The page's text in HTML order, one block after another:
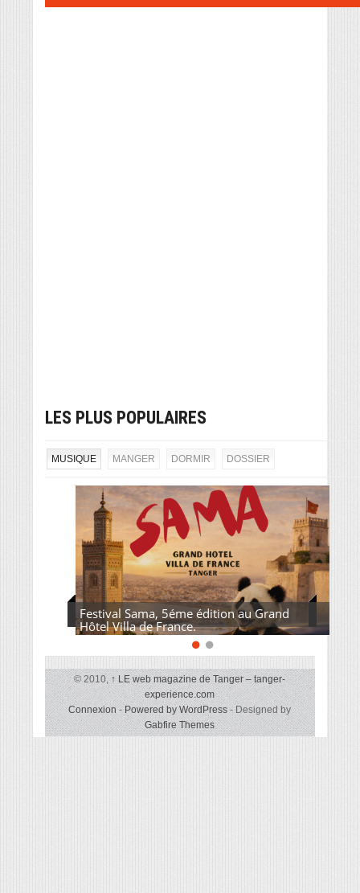
LES PLUS POPULAIRES
MUSIQUE MANGER DORMIR DOSSIER
Festival Sama, 5éme édition au Grand
Hôtel Villa de France.
© 2010,↑ LE web magazine de Tanger – tanger-
experience.com
Connexion-Powered by WordPress- Designed by
Gabfire Themes